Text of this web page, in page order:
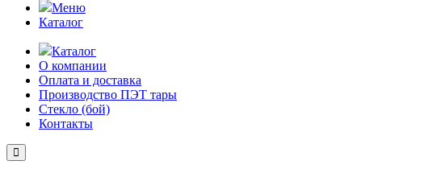
Меню
Каталог
Каталог
О компании
Оплата и доставка
Производство ПЭТ тары
Стекло (бой)
Контакты